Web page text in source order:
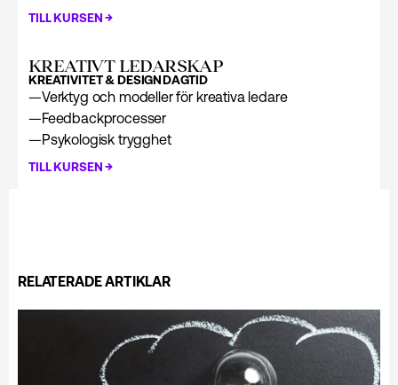
TILL KURSEN→
KREATIVT LEDARSKAP
KREATIVITET & DESIGNDAGTID
—Verktyg och modeller för kreativa ledare
—Feedbackprocesser
—Psykologisk trygghet
TILL KURSEN→
RELATERADE ARTIKLAR